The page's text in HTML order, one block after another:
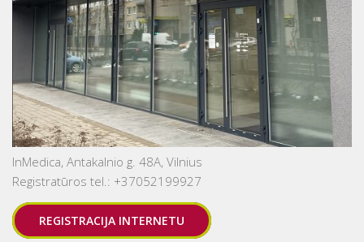
InMedica, Antakalnio g. 48A, Vilnius
Registratūros tel.: +37052199927
REGISTRACIJA INTERNETU